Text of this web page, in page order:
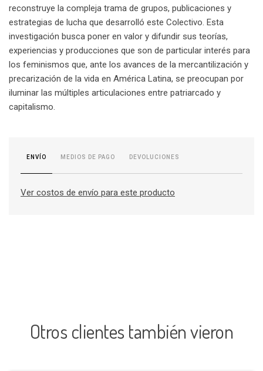
reconstruye la compleja trama de grupos, publicaciones y
estrategias de lucha que desarrolló este Colectivo. Esta
investigación busca poner en valor y difundir sus teorías,
experiencias y producciones que son de particular interés para
los feminismos que, ante los avances de la mercantilización y
precarización de la vida en América Latina, se preocupan por
iluminar las múltiples articulaciones entre patriarcado y
capitalismo.
ENVÍO MEDIOS DE PAGO DEVOLUCIONES
Ver costos de envío para este producto
Otros clientes también vieron